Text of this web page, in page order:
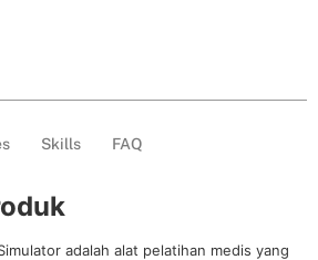
Skills FAQ
adalah alat pelatihan medis yang